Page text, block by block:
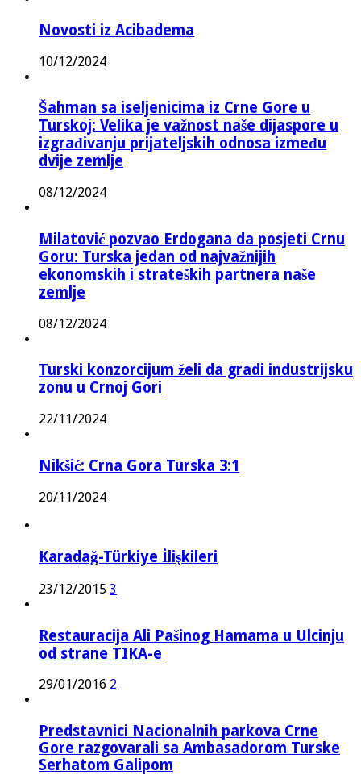
Novosti iz Acibadema
10/12/2024
Šahman sa iseljenicima iz Crne Gore u
Turskoj: Velika je važnost naše dijaspore u
izgrađivanju prijateljskih odnosa između
dvije zemlje
08/12/2024
Milatović pozvao Erdogana da posjeti Crnu
Goru: Turska jedan od najvažnijih
ekonomskih i strateških partnera naše
zemlje
08/12/2024
Turski konzorcijum želi da gradi industrijsku
zonu u Crnoj Gori
22/11/2024
Nikšić: Crna Gora Turska 3:1
20/11/2024
Karadağ-Türkiye İlişkileri
23/12/2015 3
Restauracija Ali Pašinog Hamama u Ulcinju
od strane TIKA-e
29/01/2016 2
Predstavnici Nacionalnih parkova Crne
Gore razgovarali sa Ambasadorom Turske
Serhatom Galipom